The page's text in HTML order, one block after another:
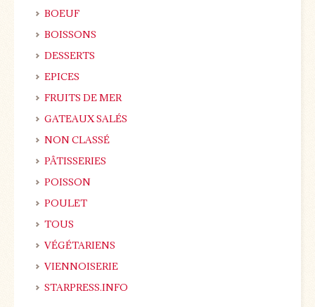
BOEUF
BOISSONS
DESSERTS
EPICES
FRUITS DE MER
GATEAUX SALÉS
NON CLASSÉ
PÂTISSERIES
POISSON
POULET
TOUS
VÉGÉTARIENS
VIENNOISERIE
STARPRESS.INFO